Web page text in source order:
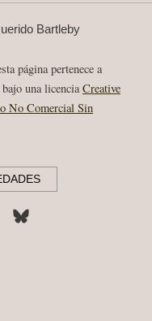
Bartleby
página pertenece a
una licenciaCreative
No Comercial Sin